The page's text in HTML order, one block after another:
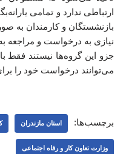
ارتباطی ندارد و تمامی
بازنشستگان و کارمندان به
نیازی به درخواست و مراجعه
می‌توانند درخواست خود را
برچسب‌ها: استان مازندران
وزارت تعاون کار و رفاه اجتماعی